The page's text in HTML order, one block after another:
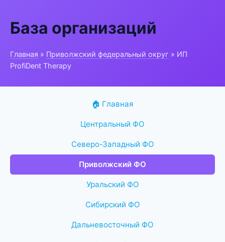
База организаций
Главная » Приволжский федеральный округ » ИП
ProfiDent Therapy
🏠 Главная
Центральный ФО
Северо-Западный ФО
Приволжский ФО
Уральский ФО
Сибирский ФО
Дальневосточный ФО